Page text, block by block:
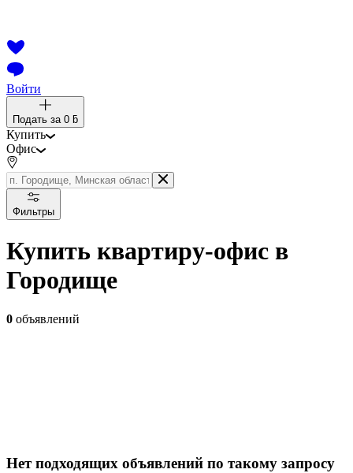
Войти
Подать за 0 ƃ
Купить
Офис
Фильтры
Купить квартиру-офис в
Городище
0 объявлений
Нет подходящих объявлений по такому запросу